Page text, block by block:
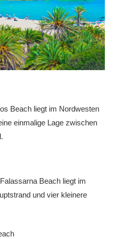
Beach liegt im Nordwesten
einmalige Lage zwischen
Beach liegt im
und vier kleinere